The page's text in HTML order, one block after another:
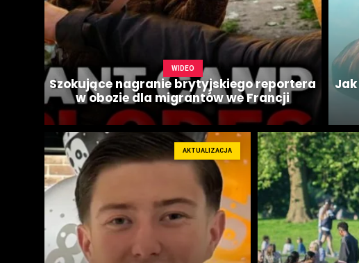
WIDEO
Szokujące nagranie brytyjskiego reportera
w obozie dla migrantów we Francji
AKTUALIZACJA